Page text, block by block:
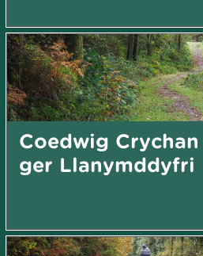
Coedwig
ger Llanymddyfri